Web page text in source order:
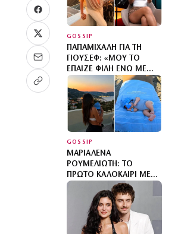
GOSSIP
ΠΑΠΑΜΙΧΆΛΗ ΓΙΑ ΤΗ
ΓΙΟΎΣΕΦ: «ΜΟΥ ΤΟ
ΈΠΑΙΖΕ ΦΊΛΗ ΕΝΏ ΜΕ
ΉΘΕΛΕ ΓΙΑ ΤΑ ΒΊΝΤΕΟ»
GOSSIP
ΜΑΡΙΑΛΈΝΑ
ΡΟΥΜΕΛΙΏΤΗ: ΤΟ
ΠΡΏΤΟ ΚΑΛΟΚΑΊΡΙ ΜΕ
ΤΟΝ 2 ΜΗΝΏΝ ΓΙΟ ΤΗΣ
ΣΤΗΝ ΠΑΡΑΛΊΑ ΚΑΙ ΤΟ
ΤΡΥΦΕΡΌ ΒΊΝΤΕΟ